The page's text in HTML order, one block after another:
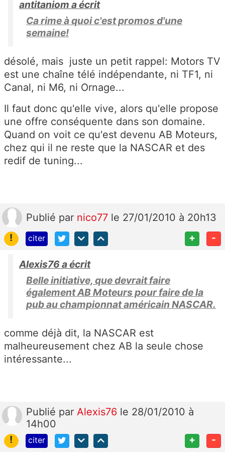
antitaniom a écrit
Ca rime à quoi c'est promos d'une
semaine!
désolé, mais juste un petit rappel: Motors TV
est une chaîne télé indépendante, ni TF1, ni
Canal, ni M6, ni Ornage...
Il faut donc qu'elle vive, alors qu'elle propose
une offre conséquente dans son domaine.
Quand on voit ce qu'est devenu AB Moteurs,
chez qui il ne reste que la NASCAR et des
redif de tuning...
Publié par nico77 le 27/01/2010 à 20h13
!
citer + -
Alexis76 a écrit
Belle initiative, que devrait faire
également AB Moteurs pour faire de la
pub au championnat américain NASCAR.
comme déjà dit, la NASCAR est
malheureusement chez AB la seule chose
intéressante...
Publié par Alexis76 le 28/01/2010 à
14h00
!
citer + -